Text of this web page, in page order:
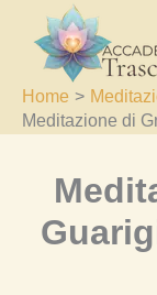
contenuto
Home
Meditazione di